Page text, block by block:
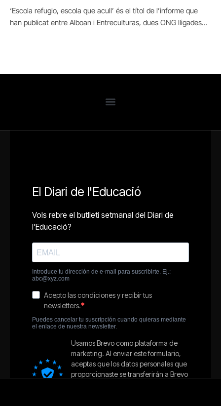
‘Escola refugio, escola que acull’ és el títol de l’informe que
han publicat entre Alboan i Entreculturas, dues ONG lligades…